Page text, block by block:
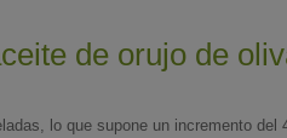
de orujo de
lo que supone un incremento